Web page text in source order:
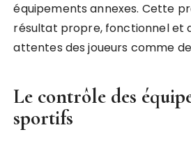
équipements annexes. Cette
résultat propre, fonctionnel et
attentes des joueurs comme
Le contrôle des
sportifs